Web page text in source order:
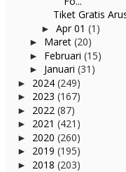
Tiket Gratis
► Apr 01 (1)
► Maret (20)
► Februari (15)
► Januari (31)
► 2024 (249)
► 2023 (167)
► 2022 (87)
► 2021 (421)
► 2020 (260)
► 2019 (195)
► 2018 (203)